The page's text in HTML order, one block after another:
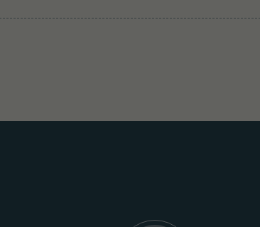
Zweck
historische Speicherung Ihrer vorgenommen